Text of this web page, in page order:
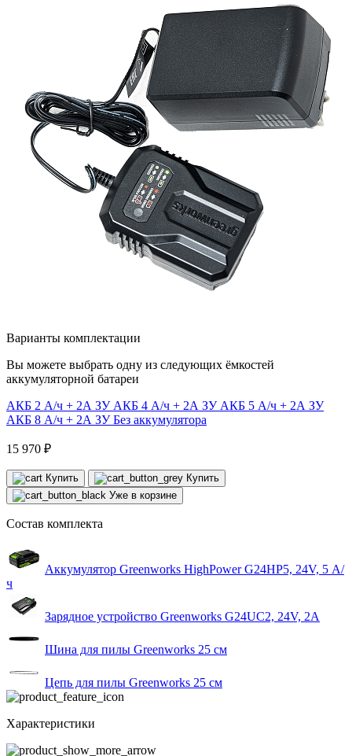
Варианты комплектации
Вы можете выбрать одну из следующих ёмкостей
аккумуляторной батареи
АКБ 2 A/ч + 2А ЗУ АКБ 4 A/ч + 2А ЗУ АКБ 5 A/ч + 2А ЗУ
АКБ 8 A/ч + 2А ЗУБез аккумулятора
15 970 ₽
Купить
Купить
Уже в корзине
Состав комплекта
Аккумулятор Greenworks HighPower G24HP5, 24V, 5 А/
ч
Зарядное устройство Greenworks G24UC2, 24V, 2А
Шина для пилы Greenworks 25 см
Цепь для пилы Greenworks 25 см
Характеристики